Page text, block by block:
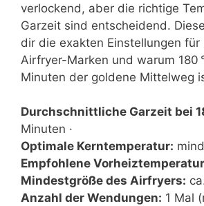
verlockend, aber die richtige
Garzeit sind entscheidend.
dir die exakten Einstellungen
Airfryer-Marken und warum 180
Minuten der goldene Mittelweg
Durchschnittliche Garzeit bei
Minuten ·
Optimale Kerntemperatur:
Empfohlene
Mindestgröße des Airfryers:
Anzahl der Wendungen: 1 Mal